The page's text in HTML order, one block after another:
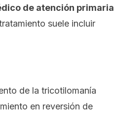
de atención primaria,
suele incluir
de la tricotilomanía
en reversión de